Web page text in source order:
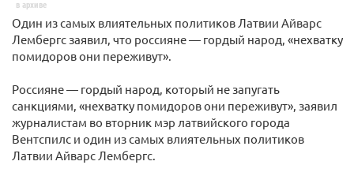
в архиве
Один из самых влиятельных политиков Латвии Айварс
Лембергс заявил, что россияне — гордый народ, «нехватку
помидоров они переживут».
Россияне — гордый народ, который не запугать
санкциями, «нехватку помидоров они переживут», заявил
журналистам во вторник мэр латвийского города
Вентспилс и один из самых влиятельных политиков
Латвии Айварс Лембергс.